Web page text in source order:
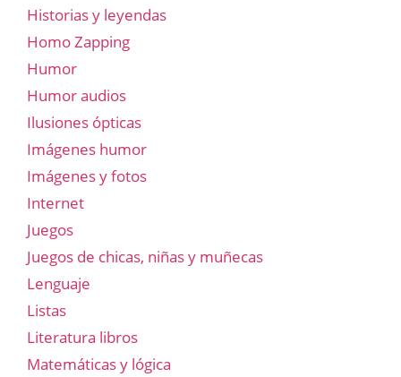
Historias y leyendas
Homo Zapping
Humor
Humor audios
Ilusiones ópticas
Imágenes humor
Imágenes y fotos
Internet
Juegos
Juegos de chicas, niñas y muñecas
Lenguaje
Listas
Literatura libros
Matemáticas y lógica